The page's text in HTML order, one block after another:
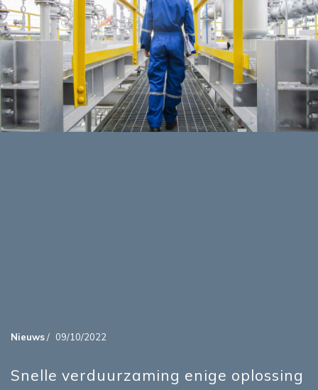
Nieuws/ 09/10/2022
Snelle verduurzaming enige oplossing